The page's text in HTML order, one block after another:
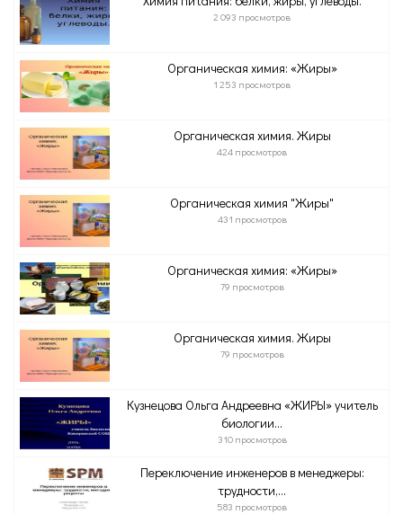
2 093 просмотров
Органическая химия: «Жиры»
1 253 просмотров
Органическая химия. Жиры
424 просмотров
Органическая химия "Жиры"
431 просмотров
Органическая химия: «Жиры»
79 просмотров
Органическая химия. Жиры
79 просмотров
Кузнецова Ольга Андреевна «ЖИРЫ» учитель
биологии...
310 просмотров
Переключение инженеров в менеджеры:
трудности,...
583 просмотров